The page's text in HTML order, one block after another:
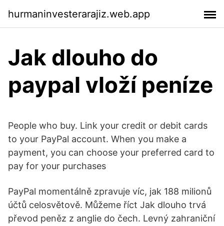
hurmaninvesterarajiz.web.app
Jak dlouho do
paypal vloží peníze
People who buy. Link your credit or debit cards
to your PayPal account. When you make a
payment, you can choose your preferred card to
pay for your purchases
PayPal momentálně zpravuje víc, jak 188 milionů
účtů celosvětově. Můžeme říct Jak dlouho trvá
převod peněz z anglie do čech. Levný zahraniční